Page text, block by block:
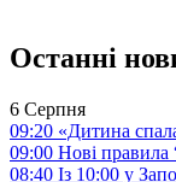
Останні
6 Серпня
09:20 «Дитина
09:00 Нові правила
08:40 Із 10:00 у